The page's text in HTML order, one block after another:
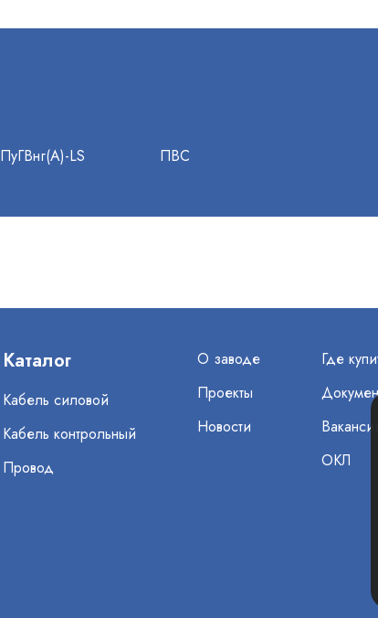
ПуГВнг(А)-LS ПВС
Каталог
Кабель силовой
Кабель контрольный
Провод
О заводе
Проекты
Новости
Где
Вакансии
ОКЛ